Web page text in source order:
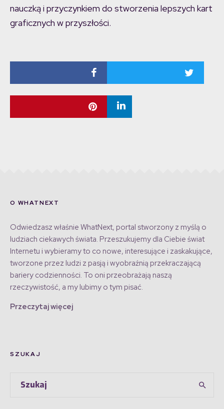
nauczką i przyczynkiem do stworzenia lepszych kart
graficznych w przyszłości.
O WHATNEXT
Odwiedzasz właśnie WhatNext, portal stworzony z myślą o
ludziach ciekawych świata. Przeszukujemy dla Ciebie świat
Internetu i wybieramy to co nowe, interesujące i zaskakujące,
tworzone przez ludzi z pasją i wyobraźnią przekraczającą
bariery codzienności. To oni przeobrażają naszą
rzeczywistość, a my lubimy o tym pisać.
Przeczytaj więcej
SZUKAJ